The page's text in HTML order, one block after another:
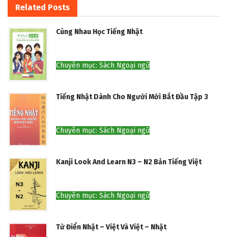
Related Posts
Cùng Nhau Học Tiếng Nhật
Chuyên mục: Sách Ngoại ngữ
Tiếng Nhật Dành Cho Người Mới Bắt Đầu Tập 3
Chuyên mục: Sách Ngoại ngữ
Kanji Look And Learn N3 – N2 Bản Tiếng Việt
Chuyên mục: Sách Ngoại ngữ
Từ Điển Nhật – Việt Và Việt – Nhật